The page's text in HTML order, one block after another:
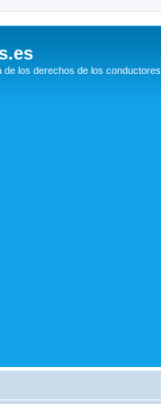
de los derechos de los